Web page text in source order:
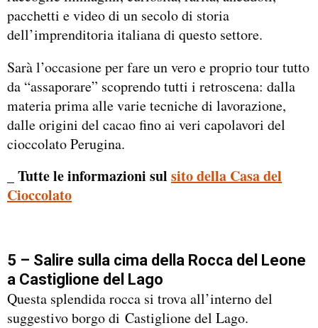
pacchetti e video di un secolo di storia
dell’imprenditoria italiana di questo settore.
Sarà l’occasione per fare un vero e proprio tour tutto
da “assaporare” scoprendo tutti i retroscena: dalla
materia prima alle varie tecniche di lavorazione,
dalle origini del cacao fino ai veri capolavori del
cioccolato Perugina.
_ Tutte le informazioni sul sito della Casa del
Cioccolato
5 – Salire sulla cima della Rocca del Leone
a Castiglione del Lago
Questa splendida rocca si trova all’interno del
suggestivo borgo di Castiglione del Lago.